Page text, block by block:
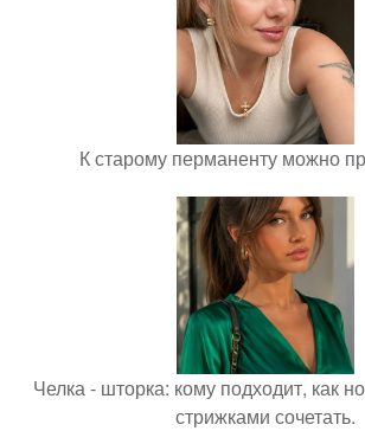
К старому перманенту можно
Челка - шторка: кому подходит, как
стрижками сочетать.